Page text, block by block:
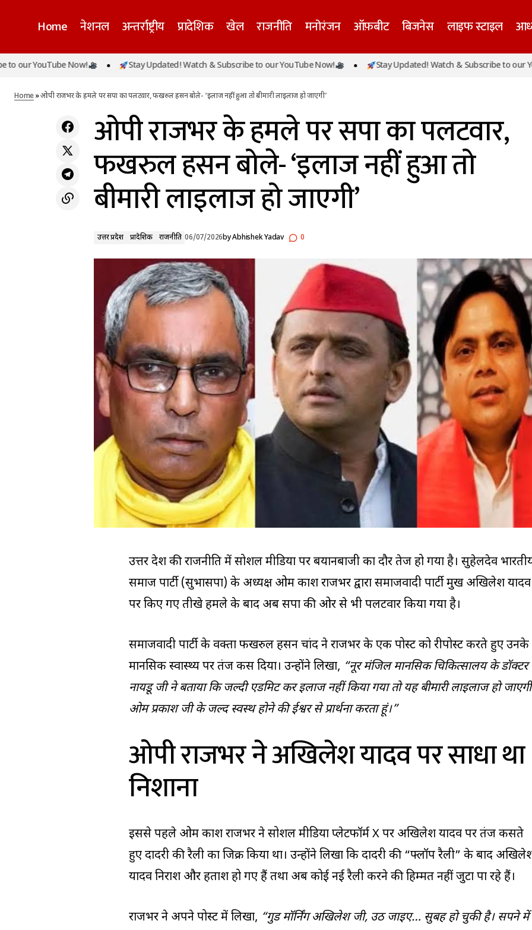
Home नेशनल अन्तर्राष्ट्रीय प्रादेशिक खेल राजनीति मनोरंजन ऑफ़बीट बिजनेस लाइफ स्टाइल
राम मंदिर ट्रस्ट की आज अहम बैठक, चंपत राय और
डॉ. अनिल मिश्रा के इस्तीफे पर होगा फैसला; दान
उत्तर प्रदेश
प्रादेशिक
ओपी राजभर के हमले पर सपा का पलटवार, फखरुल हसन बोले-
Now! Stay Updated! Watch & Subscribe to our YouTube Now! Stay Updated! Watch & Subscribe to our YouTube
Home»ओपी राजभर के हमले पर सपा का पलटवार, फखरुल हसन बोले- ‘इलाज नहीं हुआ तो बीमारी लाइलाज हो जाएगी’
ओपी राजभर के हमले पर सपा का पलटवार,
फखरुल हसन बोले- ‘इलाज नहीं हुआ तो
बीमारी लाइलाज हो जाएगी’
उत्तर प्रदेश प्रादेशिक राजनीति 06/07/2026byAbhishek Yadav 0
उत्तर प्रदेश की राजनीति में सोशल मीडिया पर बयानबाजी का दौर तेज हो गया है। सुहेलदेव
समाज पार्टी (सुभासपा) के अध्यक्ष ओम प्रकाश राजभर द्वारा समाजवादी पार्टी प्रमुख अखिलेश यादव
पर किए गए तीखे हमले के बाद अब सपा की ओर से भी पलटवार किया गया है।
समाजवादी पार्टी के प्रवक्ता फखरुल हसन चांद ने राजभर के एक पोस्ट को रीपोस्ट करते हुए उनके
मानसिक स्वास्थ्य पर तंज कस दिया। उन्होंने लिखा, “नूर मंजिल मानसिक चिकित्सालय के डॉक्टर
नायडू जी ने बताया कि जल्दी एडमिट कर इलाज नहीं किया गया तो यह बीमारी लाइलाज हो
ओम प्रकाश जी के जल्द स्वस्थ होने की ईश्वर से प्रार्थना करता हूं।”
ओपी राजभर ने अखिलेश यादव पर साधा था
निशाना
इससे पहले ओम प्रकाश राजभर ने सोशल मीडिया प्लेटफॉर्म X पर अखिलेश यादव पर तंज कसते
हुए दादरी की रैली का जिक्र किया था। उन्होंने लिखा कि दादरी की “फ्लॉप रैली” के बाद
यादव निराश और हताश हो गए हैं तथा अब कोई नई रैली करने की हिम्मत नहीं जुटा पा रहे हैं।
राजभर ने अपने पोस्ट में लिखा, “गुड मॉर्निंग अखिलेश जी, उठ जाइए… सुबह हो चुकी है। सपने में